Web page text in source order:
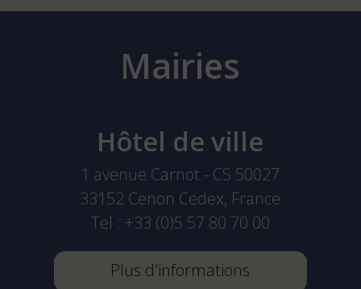
Mairies
Hôtel de ville
1 avenue Carnot - CS 50027
33152 Cenon Cedex, France
Tel : +33 (0)5 57 80 70 00
Plus d'informations